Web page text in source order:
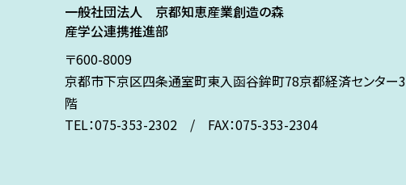
一般社団法人 京都知恵産業創造の森
産学公連携推進部
〒600-8009
京都市下京区四条通室町東入函谷鉾町78京都経済センター3
階
TEL：075-353-2302 / FAX：075-353-2304